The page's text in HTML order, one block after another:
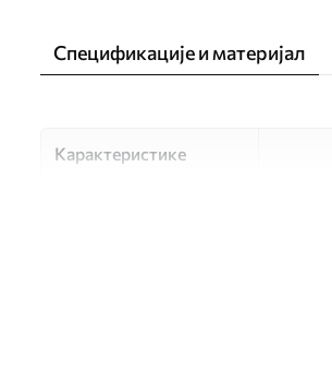
Спецификације и материјал
Карактеристике